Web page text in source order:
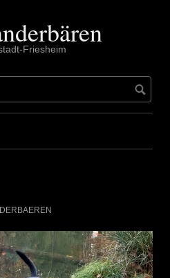
Friesheim